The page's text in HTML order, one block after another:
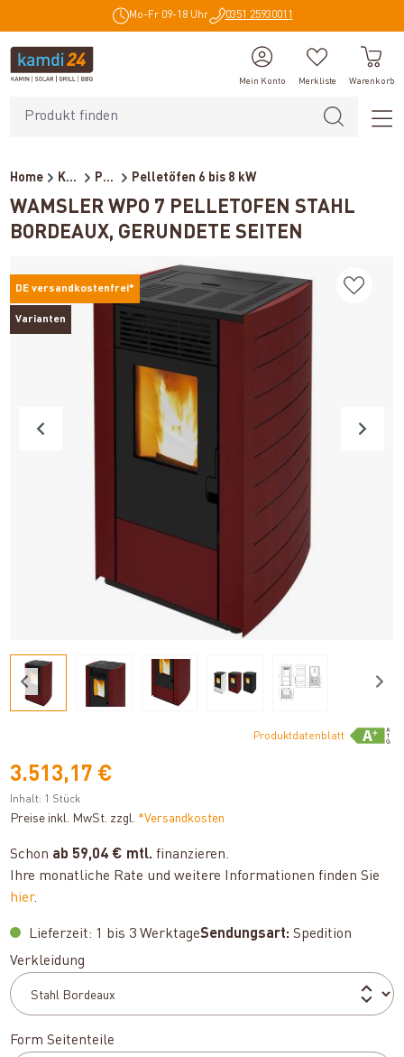
Mo-Fr 09-18 Uhr 0351 25930011
Mein Konto Merkliste Warenkorb
Home Kaminöfen Pelletöfen / Pelletkamine Pelletöfen 6 bis 8 kW
WAMSLER WPO 7 PELLETOFEN STAHL
BORDEAUX, GERUNDETE SEITEN
DE versandkostenfrei*
Varianten
Produktdatenblatt
3.513,17 €
Inhalt: 1 Stück
Preise inkl. MwSt. zzgl. *Versandkosten
Schon ab 59,04 € mtl. finanzieren.
Ihre monatliche Rate und weitere Informationen finden Sie
hier.
Lieferzeit: 1 bis 3 WerktageSendungsart: Spedition
Verkleidung
Form Seitenteile